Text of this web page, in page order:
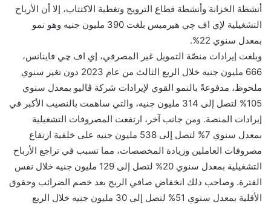
أنشطة الخزانة وأنشطة قطاع الترويج وتغطية الاكتتاب، إلا أن الأرباح
التشغيلية لإي اف چي هيرميس بلغت 390 مليون جنيه وهو نمو
بمعدل سنوي 22%.
وبلغت إيرادات منصّة التمويل غير المصرفي، إي اف چي فاينانس،
666 مليون جنيه خلال الربع الثالث من عام 2023 دون تغير سنوي
ملحوظ، مدفوعةً بالنمو القوي لإيرادات شركة ڤاليو بمعدل سنوي
105% لتصل إلى 314 مليون جنيه، والتي ساهمت بالنصيب الأكبر في
إيرادات المنصة. ومن جانب آخر، ارتفعت المصروفات التشغيلية
بمعدل سنوي 7% لتصل إلى 538 مليون جنيه على خلفية ارتفاع
مصروفات العاملين وزيادة المخصصات، مما تسبب في تراجع الأرباح
التشغيلية بمعدل سنوي 20% لتصل إلى 129 مليون جنيه خلال نفس
الفترة. وصاحب ذلك انخفاض صافي الربح بعد خصم الضرائب وحقوق
الأقلية بمعدل سنوي 51% لتصل إلى 30 مليون جنيه خلال الربع